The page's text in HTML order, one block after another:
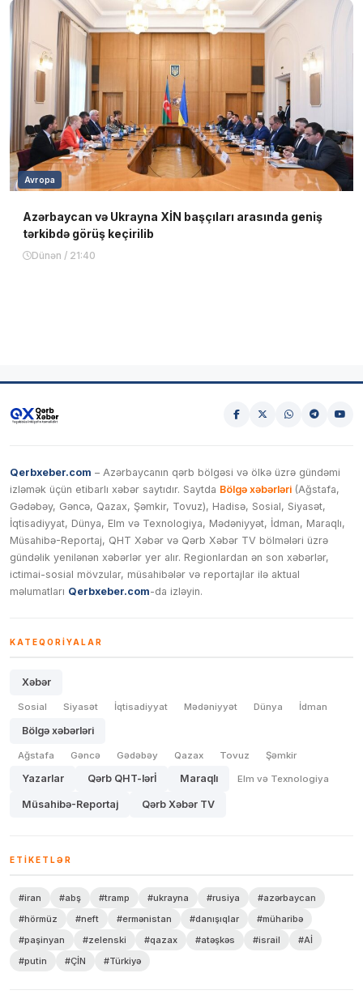
Avropa
Azərbaycan və Ukrayna XİN başçıları arasında geniş
tərkibdə görüş keçirilib
Dünən / 21:40
Qerbxeber.com – Azərbaycanın qərb bölgəsi və ölkə üzrə gündəmi
izləmək üçün etibarlı xəbər saytıdır. Saytda Bölgə xəbərləri (Ağstafa,
Gədəbəy, Gəncə, Qazax, Şəmkir, Tovuz), Hadisə, Sosial, Siyasət,
İqtisadiyyat, Dünya, Elm və Texnologiya, Mədəniyyət, İdman, Maraqlı,
Müsahibə-Reportaj, QHT Xəbər və Qərb Xəbər TV bölmələri üzrə
gündəlik yenilənən xəbərlər yer alır. Regionlardan ən son xəbərlər,
ictimai-sosial mövzular, müsahibələr və reportajlar ilə aktual
məlumatları Qerbxeber.com-da izləyin.
KATEQORIYALAR
Xəbər
Sosial Siyasət İqtisadiyyat Mədəniyyət Dünya İdman
Bölgə xəbərləri
Ağstafa Gəncə Gədəbəy Qazax Tovuz Şəmkir
Yazarlar Qərb QHT-lərİ Maraqlı Elm və Texnologiya
Müsahibə-Reportaj Qərb Xəbər TV
ETIKETLƏR
#iran #abş #tramp #ukrayna #rusiya
#azərbaycan
#hörmüz
#neft #ermənistan #danışıqlar
#müharibə
#paşinyan
#zelenski #qazax #atəşkəs #israil
#Aİ
#putin
#ÇİN #Türkiyə